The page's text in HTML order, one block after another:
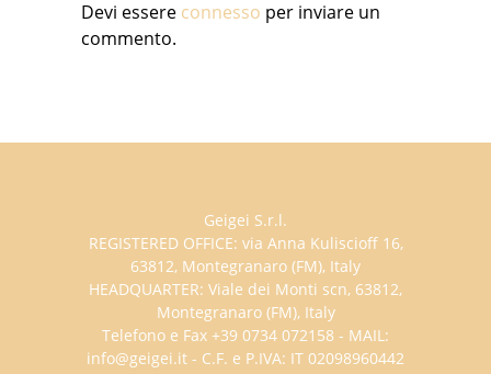
Devi essere connesso per inviare un
commento.
Geigei S.r.l.
REGISTERED OFFICE: via Anna Kuliscioff 16,
63812, Montegranaro (FM), Italy
HEADQUARTER: Viale dei Monti scn, 63812,
Montegranaro (FM), Italy
Telefono e Fax +39 0734 072158 - MAIL:
info@geigei.it - C.F. e P.IVA: IT 02098960442